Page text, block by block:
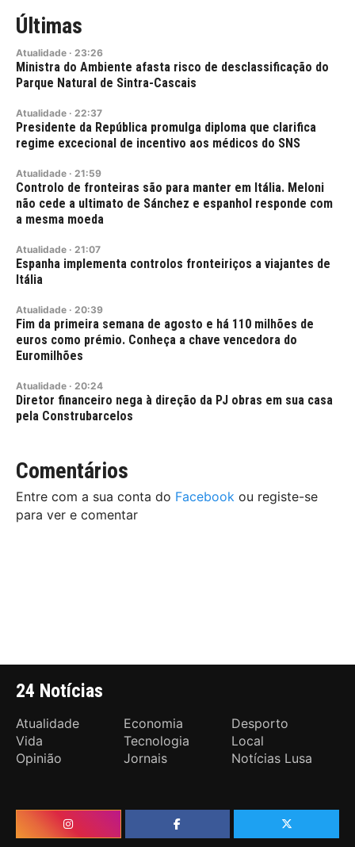
Últimas
Atualidade · 23:26
Ministra do Ambiente afasta risco de desclassificação do
Parque Natural de Sintra-Cascais
Atualidade · 22:37
Presidente da República promulga diploma que clarifica
regime excecional de incentivo aos médicos do SNS
Atualidade · 21:59
Controlo de fronteiras são para manter em Itália. Meloni
não cede a ultimato de Sánchez e espanhol responde com
a mesma moeda
Atualidade · 21:07
Espanha implementa controlos fronteiriços a viajantes de
Itália
Atualidade · 20:39
Fim da primeira semana de agosto e há 110 milhões de
euros como prémio. Conheça a chave vencedora do
Euromilhões
Atualidade · 20:24
Diretor financeiro nega à direção da PJ obras em sua casa
pela Construbarcelos
Comentários
Entre com a sua conta do Facebook ou registe-se
para ver e comentar
24 Notícias
Atualidade Economia
Desporto
Vida
Tecnologia
Local
Opinião
Jornais Notícias Lusa